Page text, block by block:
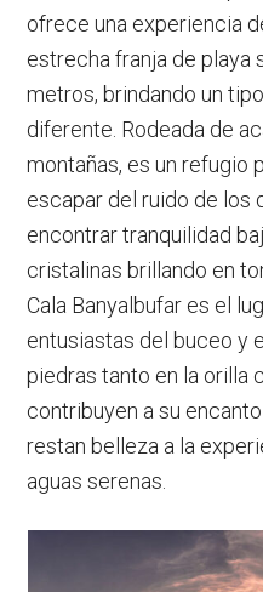
ofrece una experiencia
estrecha franja de playa
metros, brindando un
diferente. Rodeada de
montañas, es un refugio
escapar del ruido de los
encontrar tranquilidad
cristalinas brillando en
Cala Banyalbufar es el
entusiastas del buceo y
piedras tanto en la orilla
contribuyen a su
restan belleza a la
aguas serenas.